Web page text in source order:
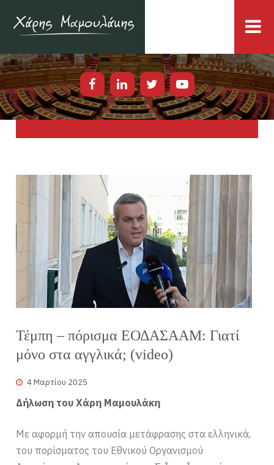
Τέμπη – πόρισμα ΕΟΔΑΣΑΑΜ: Γιατί
μόνο στα αγγλικά; (video)
4 Μαρτίου 2025
Δήλωση του Χάρη Μαμουλάκη
Με αφορμή την απουσία μετάφρασης στα ελληνικά,
του πορίσματος του Εθνικού Οργανισμού